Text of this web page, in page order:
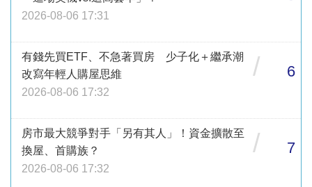
2026-08-06 17:31
有錢先買ETF、不急著買房 少子化＋繼承潮
改寫年輕人購屋思維
2026-08-06 17:32
/ 6
房市最大競爭對手「另有其人」！資金擴散至
換屋、首購族？
2026-08-06 17:32
/ 7